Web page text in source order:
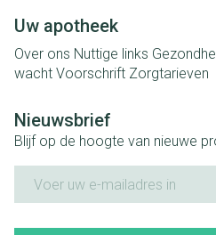
Uw apotheek
Over ons Nuttige links
wacht Voorschrift Zorgtarieven
Nieuwsbrief
Blijf op de hoogte van nieuwe